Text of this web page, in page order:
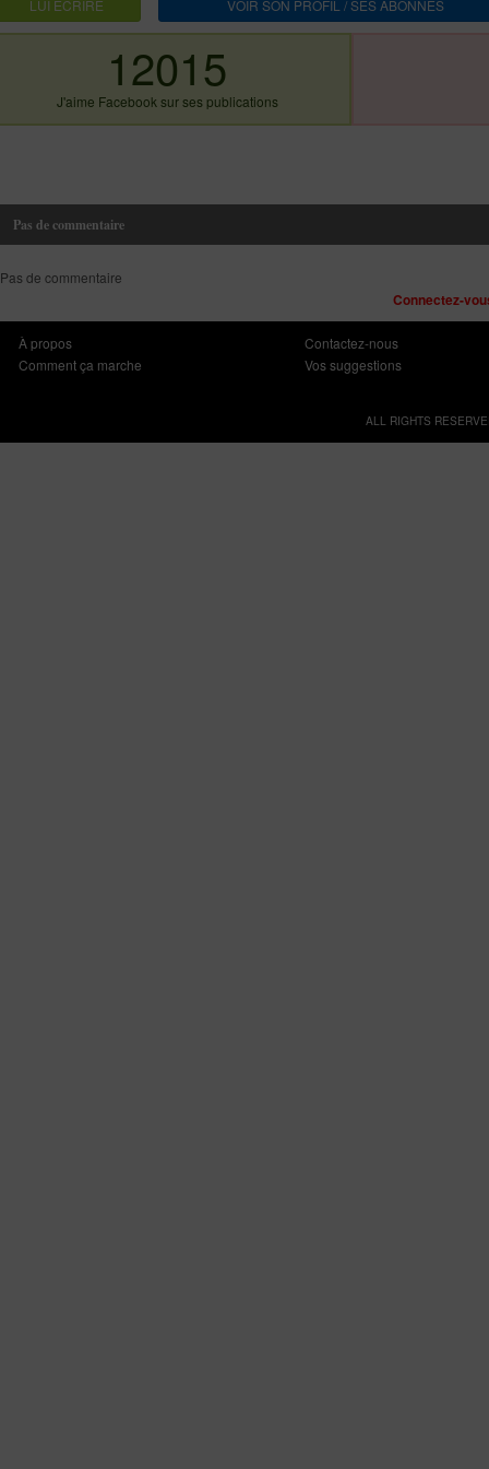
LUI ECRIRE VOIR SON PROFIL / SES ABONNES
12015
J'aime Facebook sur ses publications
Pas de commentaire
Pas de commentaire
Connectez-
À propos
Comment ça marche
Contactez-nous
Vos suggestions
ALL RIGHTS